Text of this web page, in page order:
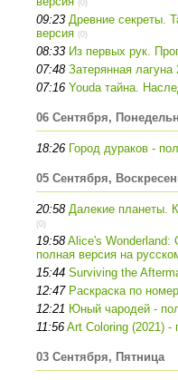
(0)
09:23 Древние секреты.
версия (0)
08:33 Из первых рук.
07:48 Затерянная
07:16 Youda тайна.
06 Сентября,
18:26 Город дураков -
05 Сентября,
20:58 Далекие планеты.
(0)
19:58 Alice's Wonderland:
полная версия на
15:44 Surviving the
12:47 Раскраска по
12:21 Юный чародей -
11:56 Art Coloring (2021) -
03 Сентября, Пятница